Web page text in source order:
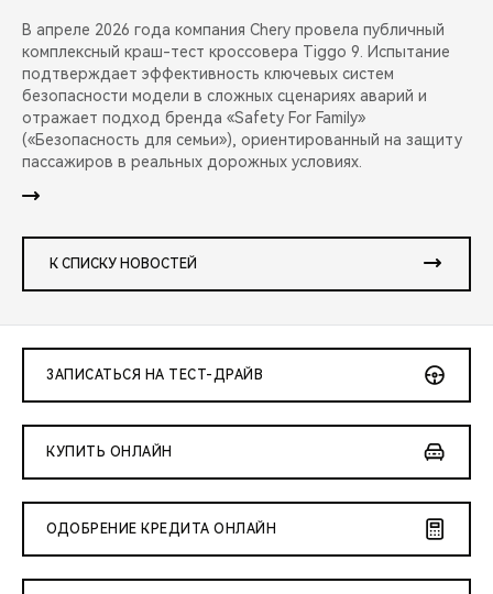
В апреле 2026 года компания Chery провела публичный
комплексный краш-тест кроссовера Tiggo 9. Испытание
подтверждает эффективность ключевых систем
безопасности модели в сложных сценариях аварий и
отражает подход бренда «Safety For Family»
(«Безопасность для семьи»), ориентированный на защиту
пассажиров в реальных дорожных условиях.
К СПИСКУ НОВОСТЕЙ
ЗАПИСАТЬСЯ НА ТЕСТ-ДРАЙВ
КУПИТЬ ОНЛАЙН
ОДОБРЕНИЕ КРЕДИТА ОНЛАЙН